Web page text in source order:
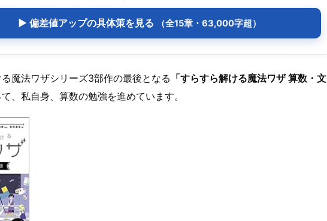
▶ 偏差値アップの具体策を見る （全15章・63,000字超）
魔法ワザシリーズ3部作の最後となる 「すらすら解ける魔法ワザ 算数・文
、私自身、算数の勉強を進めています。